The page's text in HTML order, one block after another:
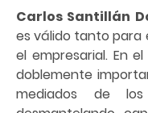
Carlos Santillán
es válido tanto para
el empresarial. En
doblemente
mediados de